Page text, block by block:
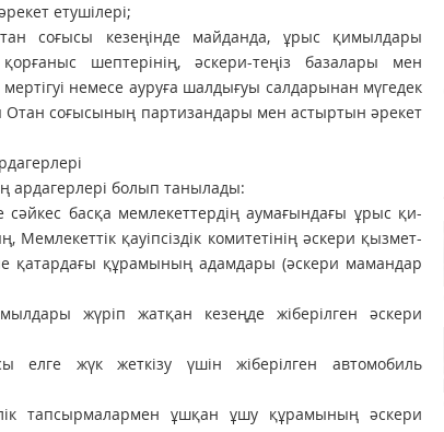
етушiлерi;
соғысы кезеңінде майданда, ұрыс қимылдары
шептерiнің, әскери-теңiз базалары мен
немесе ауруға шалдығуы салдарынан мүгедек
соғысының партизандары мен астыртын әрекет
болып танылады:
бас­қа мемлекеттердiң аумағындағы ұрыс қи­
қа­уiпсiздiк комитетiнiң әскери қызмет­
құра­мы­ның адамдары (әскери мамандар
жүрiп жатқан кезеңде жiберiлген әскери
елге жүк жеткiзу үшiн жiберiлген автомобиль
тапсырмалармен ұшқан ұшу құрамының әскери